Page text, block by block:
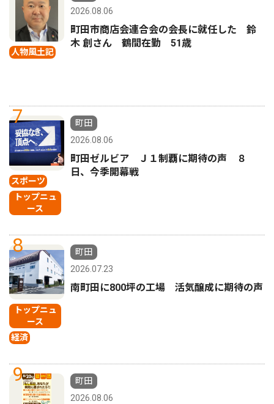
人物風土記
2026.08.06
町田市商店会連合会の会長に就任した 鈴
木 創さん 鶴間在勤 51歳
7
スポーツ
トップニュ
ース
町田
2026.08.06
町田ゼルビア Ｊ１制覇に期待の声 ８
日、今季開幕戦
8
トップニュ
ース
経済
町田
2026.07.23
南町田に800坪の工場 活気醸成に期待の声
9
町田
2026.08.06